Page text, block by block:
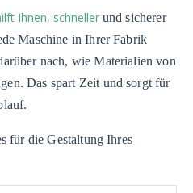
Ihnen, schneller und sicherer
Maschine in Ihrer Fabrik
nach, wie Materialien von
Das spart Zeit und sorgt für
für die Gestaltung Ihres